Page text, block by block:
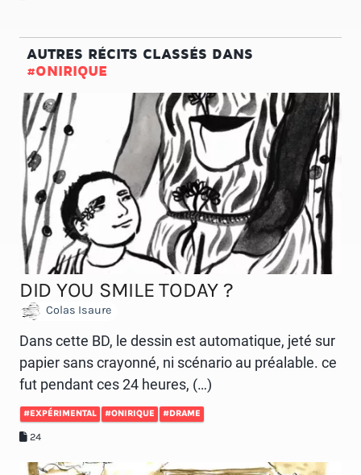
AUTRES RÉCITS CLASSÉS DANS
#ONIRIQUE
DID YOU SMILE TODAY ?
Colas Isaure
Dans cette BD, le dessin est automatique, jeté sur
papier sans crayonné, ni scénario au préalable. ce
fut pendant ces 24 heures, (…)
#EXPÉRIMENTAL #ONIRIQUE #DRAME
24